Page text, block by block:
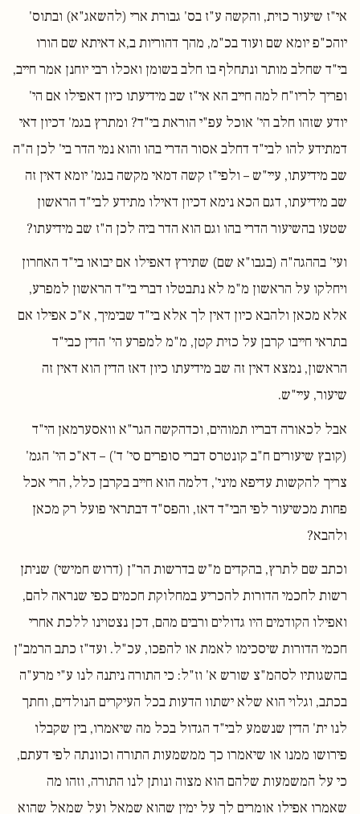
אי"ז שיעור כזית, והקשה ע"ז בס' גבורת ארי (להשאג"א) ובתוס'
יוהכ"פ יומא שם ועוד בכ"מ, מהך דהוריות ב,א דאיתא שם הורו
בי"ד שחלב מותר ונתחלף בו חלב בשומן ואכלו רבי יוחנן אמר חייב,
ופריך לריו"ח למה חייב הא אי"ז שב מידיעתו כיון דאפילו אם הי'
יודע שזהו חלב הי' אוכל עפ"י הוראת בי"ד? ומתרץ בגמ' דכיון דאי
דמתידע להו לבי"ד דחלב אסור הדרי בהו והוא נמי הדר בי' לכן ה"ה
שב מידיעתו, עיי"ש – ולפי"ז קשה דמאי מקשה בגמ' יומא דאין זה
שב מידיעתו, דגם הכא נימא דכיון דאילו מתידע לבי"ד הראשון
שטעו בהשיעור הדרי בהו וגם הוא הדר ביה לכן ה"ז שב מידיעתו?
ועי' בההגה"ה (בגבו"א שם) שתירץ דאפילו אם יבואו בי"ד האחרון
ויחלקו על הראשון מ"מ לא נתבטלו דברי בי"ד הראשון למפרע,
אלא מכאן ולהבא כיון דאין לך אלא בי"ד שבימיך, א"כ אפילו אם
בתראי חייבו קרבן על כזית קטן, מ"מ למפרע הי' הדין כבי"ד
הראשון, נמצא דאין זה שב מידיעתו כיון דאז הדין הוא דאין זה
שיעור, עיי"ש.
אבל לכאורה דבריו תמוהים, וכדהקשה הגר"א וואסערמאן הי"ד
(קובץ שיעורים ח"ב קונטרס דברי סופרים סי' ד') – דא"כ הי' הגמ'
צריך להקשות עדיפא מיני', דלמה הוא חייב בקרבן כלל, הרי אכל
פחות מכשיעור לפי הבי"ד דאז, והפס"ד דבתראי פועל רק מכאן
ולהבא?
וכתב שם לתרץ, בהקדים מ"ש בדרשות הר"ן (דרוש חמישי) שניתן
רשות לחכמי הדורות להכריע במחלוקת חכמים כפי שנראה להם,
ואפילו הקודמים היו גדולים ורבים מהם, דכן נצטוינו ללכת אחרי
חכמי הדורות שיסכימו לאמת או להפכו, עכ"ל. ועד"ז כתב הרמב"ן
בהשגותיו לסהמ"צ שורש א' וז"ל: כי התורה ניתנה לנו ע"י מרע"ה
בכתב, וגלוי הוא שלא ישתוו הדעות בכל העיקרים הנולדים, וחתך
לנו ית' הדין שנשמע לבי"ד הגדול בכל מה שיאמרו, בין שקבלו
פירושו ממנו או שיאמרו כך ממשמעות התורה וכוונתה לפי דעתם,
כי על המשמעות שלהם הוא מצוה ונותן לנו התורה, וזהו מה
שאמרו אפילו אומרים לך על ימין שהוא שמאל ועל שמאל שהוא